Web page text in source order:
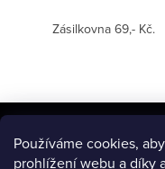
Používáme cookies,
prohlížení webu a díky
Zásilkovna 69,- Kč.
Z
BLOG